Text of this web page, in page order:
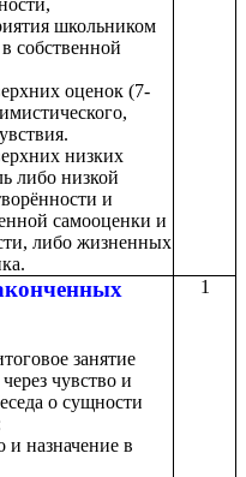
школьником
собственной
оценок (7-
низких
либо низкой
и
самооценки и
либо жизненных
занятие
чувство и
о сущности
и назначение в
1